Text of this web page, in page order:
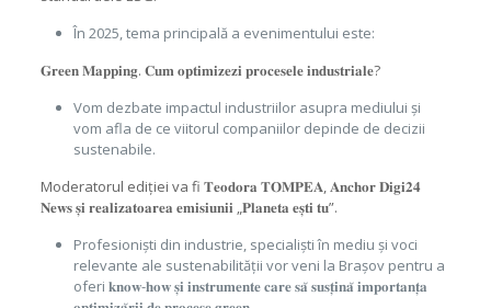
În 2025, tema principală a evenimentului este:
𝐆𝐫𝐞𝐞𝐧 𝐌𝐚𝐩𝐩𝐢𝐧𝐠. 𝐂𝐮𝐦 𝐨𝐩𝐭𝐢𝐦𝐢𝐳𝐞𝐳𝐢 𝐩𝐫𝐨𝐜𝐞𝐬𝐞𝐥𝐞 𝐢𝐧𝐝𝐮𝐬𝐭𝐫𝐢𝐚𝐥𝐞?
Vom dezbate impactul industriilor asupra mediului și
vom afla de ce viitorul companiilor depinde de decizii
sustenabile.
Moderatorul ediției va fi 𝐓𝐞𝐨𝐝𝐨𝐫𝐚 𝐓𝐎𝐌𝐏𝐄𝐀, 𝐀𝐧𝐜𝐡𝐨𝐫 𝐃𝐢𝐠𝐢𝟐𝟒
𝐍𝐞𝐰𝐬 𝐬̦𝐢 𝐫𝐞𝐚𝐥𝐢𝐳𝐚𝐭𝐨𝐚𝐫𝐞𝐚 𝐞𝐦𝐢𝐬𝐢𝐮𝐧𝐢𝐢 „𝐏𝐥𝐚𝐧𝐞𝐭𝐚 𝐞𝐬̦𝐭𝐢 𝐭𝐮”.
Profesioniști din industrie, specialiști în mediu și voci
relevante ale sustenabilității vor veni la Brașov pentru a
oferi 𝐤𝐧𝐨𝐰-𝐡𝐨𝐰 𝐬̦𝐢 𝐢𝐧𝐬𝐭𝐫𝐮𝐦𝐞𝐧𝐭𝐞 𝐜𝐚𝐫𝐞 𝐬𝐚̆ 𝐬𝐮𝐬𝐭̦𝐢𝐧𝐚̆ 𝐢𝐦𝐩𝐨𝐫𝐭𝐚𝐧𝐭̦𝐚